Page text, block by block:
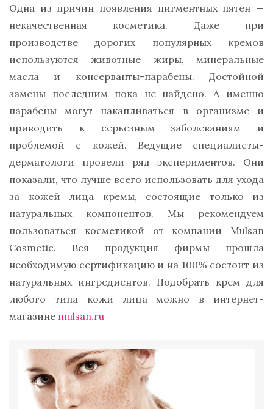
Одна из причин появления пигментных пятен —
некачественная косметика. Даже при
производстве дорогих популярных кремов
используются животные жиры, минеральные
масла и консерванты-парабены. Достойной
замены последним пока не найдено. А именно
парабены могут накапливаться в организме и
приводить к серьезным заболеваниям и
проблемой с кожей. Ведущие специалисты-
дерматологи провели ряд экспериментов. Они
показали, что лучше всего использовать для ухода
за кожей лица кремы, состоящие только из
натуральных компонентов. Мы рекомендуем
пользоваться косметикой от компании Mulsan
Cosmetic. Вся продукция фирмы прошла
необходимую сертификацию и на 100% состоит из
натуральных ингредиентов. Подобрать крем для
любого типа кожи лица можно в интернет-
магазине mulsan.ru